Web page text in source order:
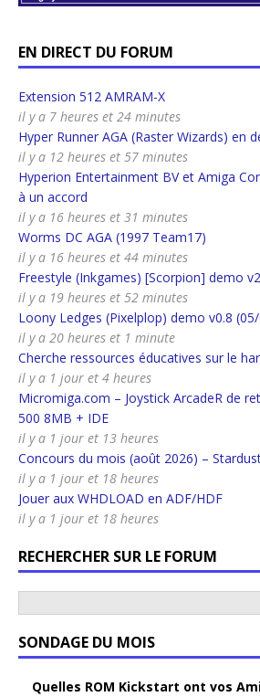
EN DIRECT DU FORUM
Extension 512 AMRAM-X
il y a 7 heures et 24 minutes
Hyper Runner AGA (Raster Wizards) en
il y a 12 heures et 57 minutes
Hyperion Entertainment BV et Amiga
à un accord
il y a 16 heures et 31 minutes
Worms DC AGA (1997 Team17)
il y a 16 heures et 44 minutes
Freestyle (Inkgames) [Scorpion] demo
il y a 19 heures et 52 minutes
Loony Ledges (Pixelplop) demo v0.8
il y a 20 heures et 1 minute
Cherche ressources éducatives sur le
il y a 1 jour et 4 heures
Micromiga.com – Joystick ArcadeR de
500 8MB + IDE
il y a 1 jour et 13 heures
Concours du mois (août 2026) –
il y a 1 jour et 18 heures
Jouer aux WHDLOAD en ADF/HDF
il y a 1 jour et 18 heures
RECHERCHER SUR LE FORUM
SONDAGE DU MOIS
Quelles ROM Kickstart ont vos